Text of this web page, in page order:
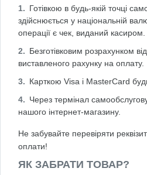
Готівкою в будь-якій точці
здійснюється у національній
операції є чек, виданий касиром.
Безготівковим розрахунком
виставленого рахунку на оплату.
Карткою Visa і MasterCard
Через термінал
нашого інтернет-магазину.
Не забувайте перевіряти
оплати!
ЯК ЗАБРАТИ ТОВАР?